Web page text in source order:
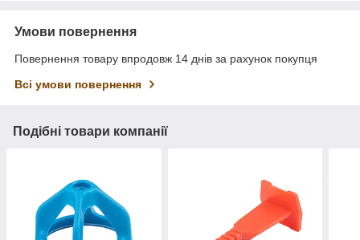
Умови повернення
Повернення товару впродовж 14 днів за рахунок покупця
Всі умови повернення
Подібні товари компанії